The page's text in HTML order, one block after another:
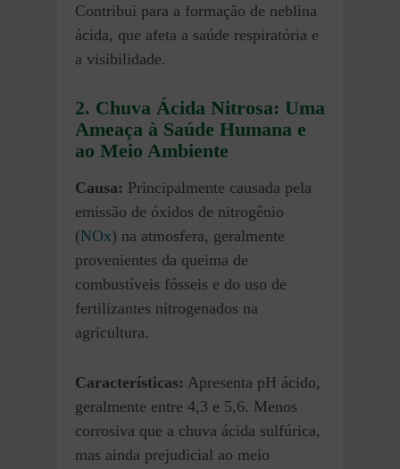
Contribui para a formação de neblina
ácida, que afeta a saúde respiratória e
a visibilidade.
2. Chuva Ácida Nitrosa: Uma
Ameaça à Saúde Humana e
ao Meio Ambiente
Causa: Principalmente causada pela
emissão de óxidos de nitrogênio
(NOx) na atmosfera, geralmente
provenientes da queima de
combustíveis fósseis e do uso de
fertilizantes nitrogenados na
agricultura.
Características: Apresenta pH ácido,
geralmente entre 4,3 e 5,6. Menos
corrosiva que a chuva ácida sulfúrica,
mas ainda prejudicial ao meio